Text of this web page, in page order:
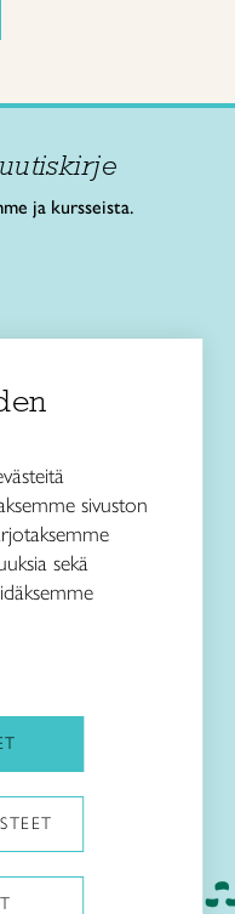
ja kursseista.
sivuston
sekä